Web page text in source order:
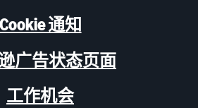
Cookie 通知
广告状态页面
工作机会